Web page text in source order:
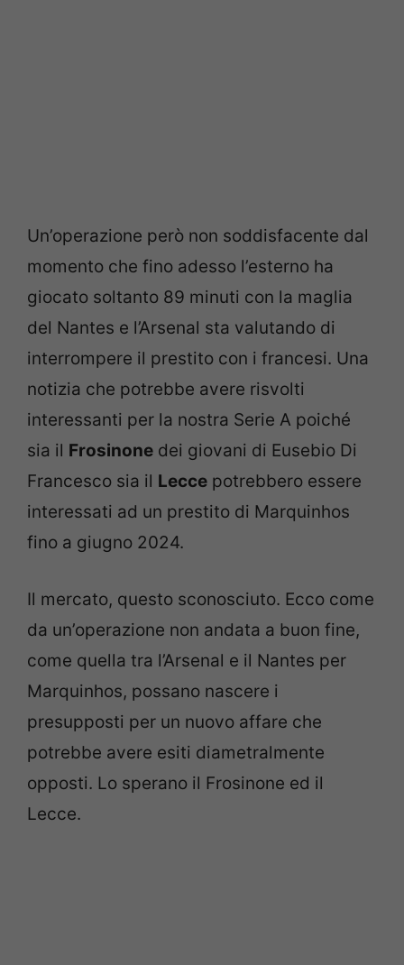
Un’operazione però non soddisfacente dal
momento che fino adesso l’esterno ha
giocato soltanto 89 minuti con la maglia
del Nantes e l’Arsenal sta valutando di
interrompere il prestito con i francesi. Una
notizia che potrebbe avere risvolti
interessanti per la nostra Serie A poiché
sia il Frosinone dei giovani di Eusebio Di
Francesco sia il Lecce potrebbero essere
interessati ad un prestito di Marquinhos
fino a giugno 2024.
Il mercato, questo sconosciuto. Ecco come
da un’operazione non andata a buon fine,
come quella tra l’Arsenal e il Nantes per
Marquinhos, possano nascere i
presupposti per un nuovo affare che
potrebbe avere esiti diametralmente
opposti. Lo sperano il Frosinone ed il
Lecce.